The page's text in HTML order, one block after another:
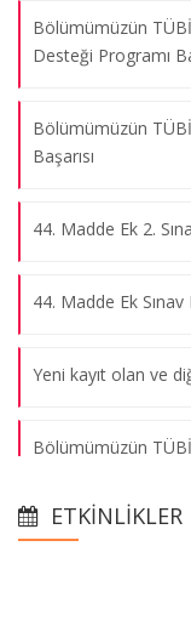
Bölümümüzün
Desteği Programı
Bölümümüzün
Başarısı
44. Madde Ek 2.
44. Madde Ek Sınav
Yeni kayıt olan ve
Bölümümüzün
Bölümümüzün
ETKINLIKLER